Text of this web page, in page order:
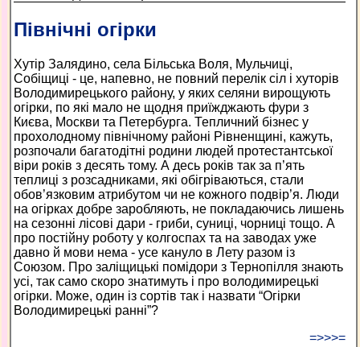
Північні огірки
Хутір Залядино, села Більська Воля, Мульчиці,
Собіщиці - це, напевно, не повний перелік сіл і хуторів
Володимирецького району, у яких селяни вирощують
огірки, по які мало не щодня приїжджають фури з
Києва, Москви та Петербурга. Тепличний бізнес у
прохолодному північному районі Рівненщині, кажуть,
розпочали багатодітні родини людей протестантської
віри років з десять тому. А десь років так за п’ять
теплиці з розсадниками, які обігріваються, стали
обов’язковим атрибутом чи не кожного подвір’я. Люди
на огірках добре заробляють, не покладаючись лишень
на сезонні лісові дари - гриби, суниці, чорниці тощо. А
про постійну роботу у колгоспах та на заводах уже
давно й мови нема - усе кануло в Лету разом із
Союзом. Про заліщицькі помідори з Тернопілля знають
усі, так само скоро знатимуть і про володимирецькі
огірки. Може, один із сортів так і назвати “Огірки
Володимирецькі ранні”?
=>>>=